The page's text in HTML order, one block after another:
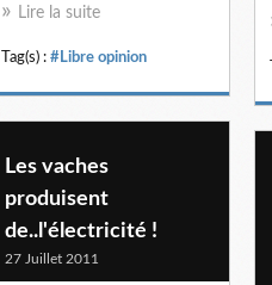
Lire la suite
Tag(s) : #Libre opinion
Les vaches
produisent
de..l'électricité !
27 Juillet 2011